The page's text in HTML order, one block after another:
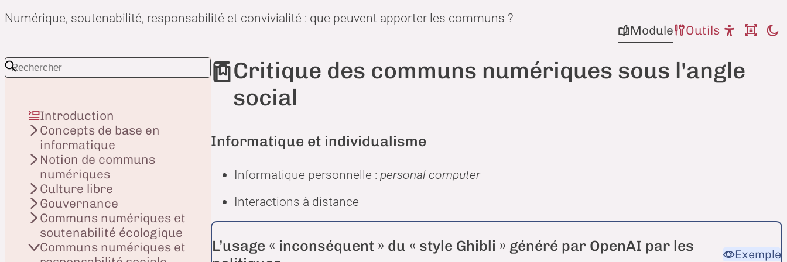
Numérique, soutenabilité, responsabilité et convivialité : que peuvent apporter les communs ?
Module
Outils
Critique des communs numériques sous l'angle
social
Informatique et individualisme
Informatique personnelle : personal computer
Interactions à distance
Exemple
L’usage « inconséquent » du « style Ghibli » généré par OpenAI par les
Introduction
Concepts de base en
informatique
Notion de communs
numériques
Culture libre
Gouvernance
Communs numériques et
soutenabilité écologique
Communs numériques et